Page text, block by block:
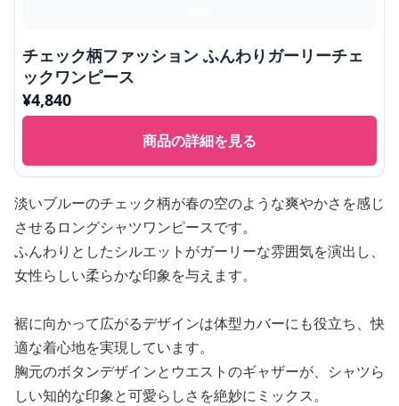
チェック柄ファッション ふんわりガーリーチェ
ックワンピース
¥4,840
商品の詳細を見る
淡いブルーのチェック柄が春の空のような爽やかさを感じ
させるロングシャツワンピースです。
ふんわりとしたシルエットがガーリーな雰囲気を演出し、
女性らしい柔らかな印象を与えます。
裾に向かって広がるデザインは体型カバーにも役立ち、快
適な着心地を実現しています。
胸元のボタンデザインとウエストのギャザーが、シャツら
しい知的な印象と可愛らしさを絶妙にミックス。